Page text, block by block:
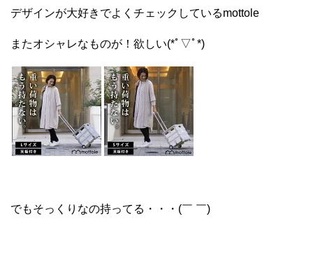
デザインが大好きでよくチェックしているmottole
またオシャレなものが！欲しい(*ﾟ▽ﾟ*)
でもそっくりなの持ってる・・・(￣ ￣)